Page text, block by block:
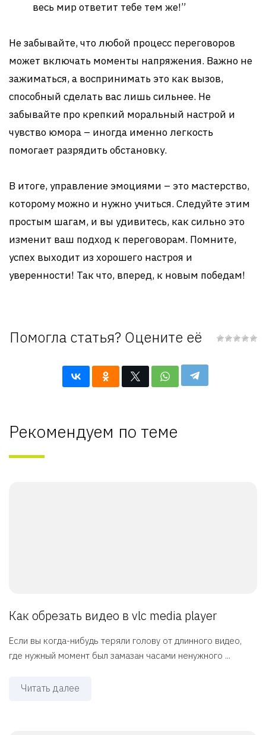
весь мир ответит тебе тем же!”
Не забывайте, что любой процесс переговоров
может включать моменты напряжения. Важно не
зажиматься, а воспринимать это как вызов,
способный сделать вас лишь сильнее. Не
забывайте про крепкий моральный настрой и
чувство юмора – иногда именно легкость
помогает разрядить обстановку.
В итоге, управление эмоциями – это мастерство,
которому можно и нужно учиться. Следуйте этим
простым шагам, и вы удивитесь, как сильно это
изменит ваш подход к переговорам. Помните,
успех выходит из хорошего настроя и
уверенности! Так что, вперед, к новым победам!
Помогла статья? Оцените её
Рекомендуем по теме
Как обрезать видео в vlc media player
Если вы когда-нибудь теряли голову от длинного видео,
где нужный момент был замазан часами ненужного ...
Читать далее